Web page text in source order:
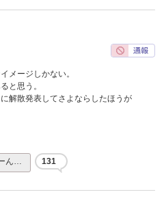
メージしかない。
と思う。
解散発表してさよならしたほうが
ん… 131